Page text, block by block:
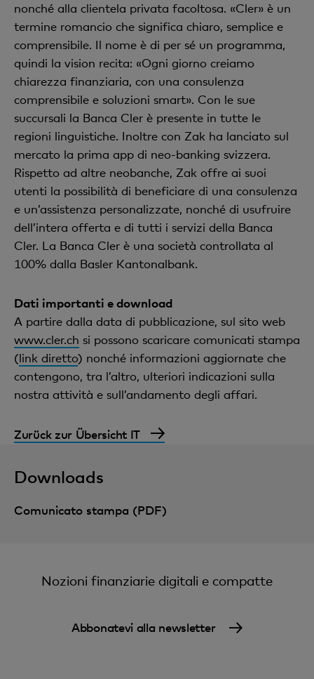
nonché alla clientela privata facoltosa. «Cler» è un
termine romancio che significa chiaro, semplice e
comprensibile. Il nome è di per sé un programma,
quindi la vision recita: «Ogni giorno creiamo
chiarezza finanziaria, con una consulenza
comprensibile e soluzioni smart». Con le sue
succursali la Banca Cler è presente in tutte le
regioni linguistiche. Inoltre con Zak ha lanciato sul
mercato la prima app di neo-banking svizzera.
Rispetto ad altre neobanche, Zak offre ai suoi
utenti la possibilità di beneficiare di una consulenza
e un’assistenza personalizzate, nonché di usufruire
dell’intera offerta e di tutti i servizi della Banca
Cler. La Banca Cler è una società controllata al
100% dalla Basler Kantonalbank.
Dati importanti e download
A partire dalla data di pubblicazione, sul sito web
www.cler.ch si possono scaricare comunicati stampa
(link diretto) nonché informazioni aggiornate che
contengono, tra l’altro, ulteriori indicazioni sulla
nostra attività e sull’andamento degli affari.
Zurück zur Übersicht IT
Downloads
Comunicato stampa (PDF)
Nozioni finanziarie digitali e compatte
Abbonatevi alla newsletter